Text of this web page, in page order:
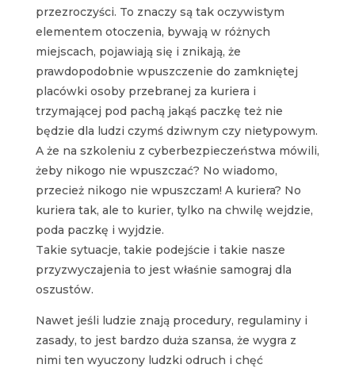
przezroczyści. To znaczy są tak oczywistym
elementem otoczenia, bywają w różnych
miejscach, pojawiają się i znikają, że
prawdopodobnie wpuszczenie do zamkniętej
placówki osoby przebranej za kuriera i
trzymającej pod pachą jakąś paczkę też nie
będzie dla ludzi czymś dziwnym czy nietypowym.
A że na szkoleniu z cyberbezpieczeństwa mówili,
żeby nikogo nie wpuszczać? No wiadomo,
przecież nikogo nie wpuszczam! A kuriera? No
kuriera tak, ale to kurier, tylko na chwilę wejdzie,
poda paczkę i wyjdzie.
Takie sytuacje, takie podejście i takie nasze
przyzwyczajenia to jest właśnie samograj dla
oszustów.
Nawet jeśli ludzie znają procedury, regulaminy i
zasady, to jest bardzo duża szansa, że wygra z
nimi ten wyuczony ludzki odruch i chęć